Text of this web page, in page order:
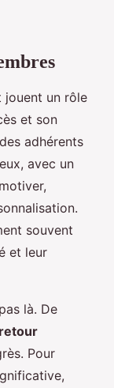
jouent un rôle
et son
adhérents
avec un
souvent
et leur
là. De
retour
Pour